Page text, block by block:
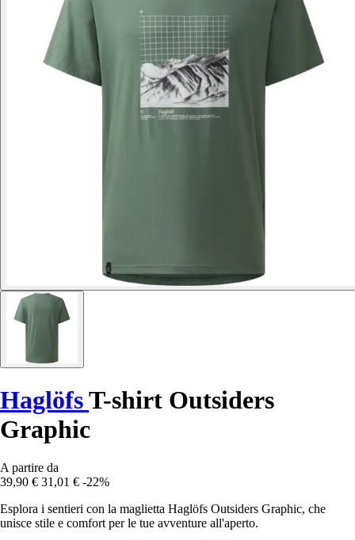
HaglöfsT-shirt Outsiders
Graphic
A partire da
39,90 € 31,01 € -22%
Esplora i sentieri con la maglietta Haglöfs Outsiders Graphic, che
unisce stile e comfort per le tue avventure all'aperto.